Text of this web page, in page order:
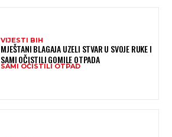
VIJESTI BIH
MJEŠTANI BLAGAJA UZELI STVAR U SVOJE RUKE I
SAMI OČISTILI GOMILE OTPADA
SAMI OČISTILI OTPAD